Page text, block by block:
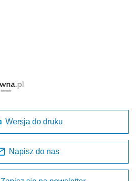
Wersja do druku
Napisz do nas